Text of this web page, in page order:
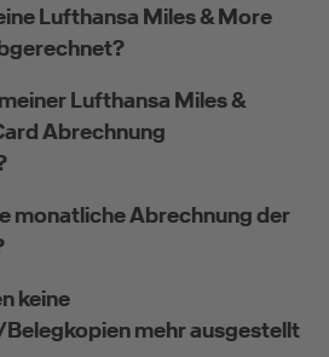
Lufthansa Miles & More
Lufthansa Miles &
Abrechnung
monatliche Abrechnung der
keine
mehr ausgestellt